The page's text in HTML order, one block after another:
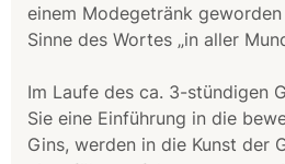
einem Modegetränk
Sinne des Wortes „in aller
Im Laufe des ca. 3-stündigen
Sie eine Einführung in die
Gins, werden in die Kunst der